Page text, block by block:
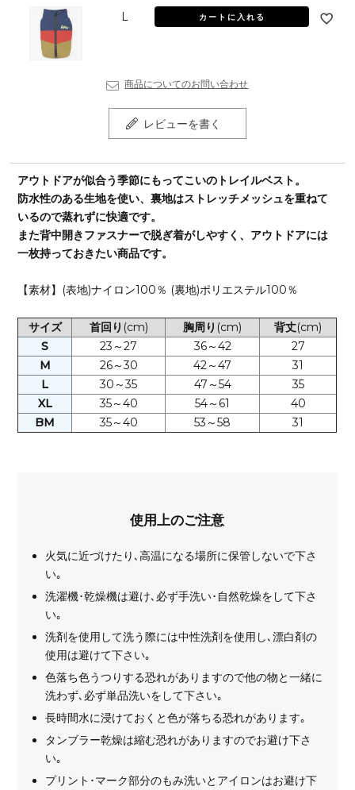
L カートに入れる
商品についてのお問い合わせ
レビューを書く
アウトドアが似合う季節にもってこいのトレイルベスト。
防水性のある生地を使い、裏地はストレッチメッシュを重ねて
いるので蒸れずに快適です。
また背中開きファスナーで脱ぎ着がしやすく、アウトドアには
一枚持っておきたい商品です。
【素材】(表地)ナイロン100％ (裏地)ポリエステル100％
サイズ 首回り (cm) 胸周り (cm) 背丈(cm)
S
23～27 36～42
27
M
26～30 42～47
31
L
30～35 47～54
35
XL
35～40 54～61
40
BM
35～40 53～58 31
使用上のご注意
火気に近づけたり､高温になる場所に保管しないで下さ
い｡
洗濯機･乾燥機は避け､必ず手洗い･自然乾燥をして下さ
い｡
洗剤を使用して洗う際には中性洗剤を使用し､漂白剤の
使用は避けて下さい｡
色落ち色うつりする恐れがありますので他の物と一緒に
洗わず､必ず単品洗いをして下さい｡
長時間水に浸けておくと色が落ちる恐れがあります｡
タンブラー乾燥は縮む恐れがありますのでお避け下さ
い｡
プリント･マーク部分のもみ洗いとアイロンはお避け下